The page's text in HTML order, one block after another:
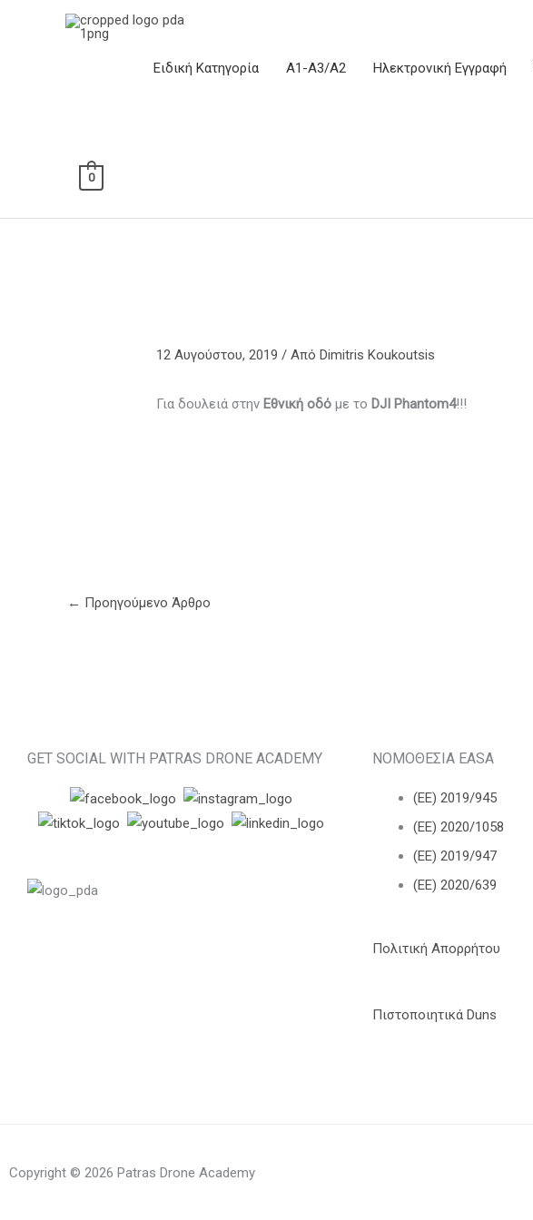
Ειδική Κατηγορία Α1-Α3/Α2 Ηλεκτρονική Εγγραφή
0
12 Αυγούστου, 2019/ ΑπόDimitris Koukoutsis
Για δουλειά στην Εθνική οδό με το DJI Phantom4!!!
← Προηγούμενο Άρθρο
GET SOCIAL WITH PATRAS DRONE ACADEMY ΝΟΜΟΘΕΣΙΑ EASA
(ΕΕ) 2019/945
(ΕΕ) 2020/1058
(ΕΕ) 2019/947
(ΕΕ) 2020/639
Πολιτική Απορρήτου
Πιστοποιητικά Duns
Copyright © 2026 Patras Drone Academy